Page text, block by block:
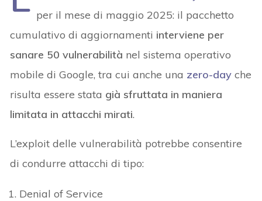
per il mese di maggio 2025: il pacchetto
cumulativo di aggiornamenti interviene per
sanare 50 vulnerabilità nel sistema operativo
mobile di Google, tra cui anche una zero-day che
risulta essere stata già sfruttata in maniera
limitata in attacchi mirati.
L’exploit delle vulnerabilità potrebbe consentire
di condurre attacchi di tipo:
Denial of Service